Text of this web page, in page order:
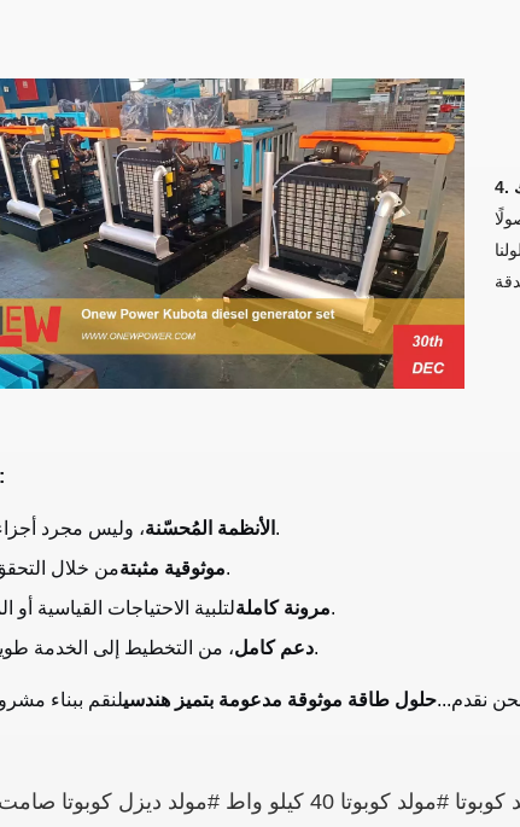
الأنظمة المُحسّنة ، وليس مجرد أجزاء مجمعة.
موثوقية مثبتةمن خلال التحقق الشديد.
مرونة كاملةلتلبية الاحتياجات القياسية أو المخصصة.
دعم كامل، من التخطيط إلى الخدمة طويلة الأجل.
نقدم...حلول طاقة موثوقة مدعومة بتميز هندسي
مولد ديزل كوبوتا #مولد كوبوتا #مولد ديزل كوبوتا #مولد كوبوتا #مولد كوبوتا 40 كيلو واط